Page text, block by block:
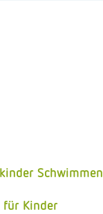
Schwimmen
für Kinder